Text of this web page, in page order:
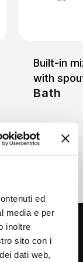
ed
media e per
inoltre
sito con i
dati web,
Built-in
with
Bath